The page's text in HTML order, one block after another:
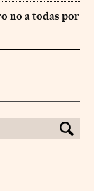
no a todas por